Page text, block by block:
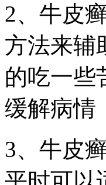
2、牛皮
方法来辅
的吃一些
缓解病情
3、牛皮